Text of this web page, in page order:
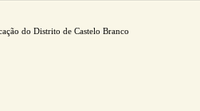
do Distrito de Castelo Branco